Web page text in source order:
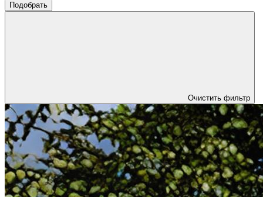
Подобрать
Очистить фильтр